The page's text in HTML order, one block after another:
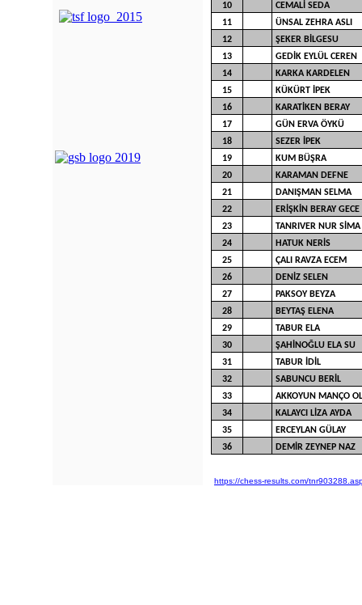
10
CEMALİ SEDA
11
ÜNSAL ZEHRA ASLI
12
ŞEKER BİLGESU
13
GEDİK EYLÜL CEREN
14
KARKA KARDELEN
15
KÜKÜRT İPEK
16
KARATİKEN BERAY
17
GÜN ERVA ÖYKÜ
18
SEZER İPEK
19
KUM BÜŞRA
20
KARAMAN DEFNE
21
DANIŞMAN SELMA
22
ERİŞKİN BERAY GECE
23
TANRIVER NUR SİMA
24
HATUK NERİS
25
ÇALI RAVZA ECEM
26
DENİZ SELEN
27
PAKSOY BEYZA
28
BEYTAŞ ELENA
29
TABUR ELA
30
ŞAHİNOĞLU ELA SU
31
TABUR İDİL
32
SABUNCU BERİL
33
AKKOYUN MANÇO
34
KALAYCI LİZA AYDA
35
ERCEYLAN GÜLAY
36
DEMİR ZEYNEP NAZ
https://chess-results.com/